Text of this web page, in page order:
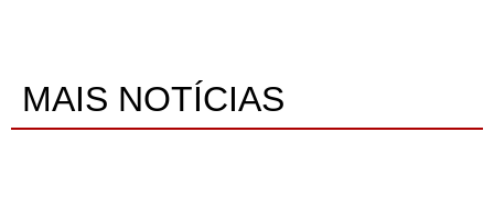
MAIS NOTÍCIAS